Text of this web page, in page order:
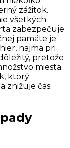
zážitok.
všetkých
zabezpečuje
pamäte je
najmä pri
pretože
miesta.
ktorý
znižuje čas